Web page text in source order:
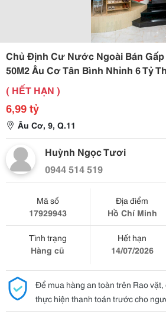
Chủ Định Cư Nước Ngoài Bán Gấp
50M2 Âu Cơ Tân Bình Nhỉnh 6 Tỷ
( HẾT HẠN )
6,99 tỷ
Âu Cơ, 9, Q.11
Huỳnh Ngọc Tươi
0944 514 519
Mã số
17929943
Địa điểm
Hồ Chí Minh
Tình trạng
Hàng cũ
Hết hạn
14/07/2026
Để mua hàng an toàn trên Rao
thực hiện thanh toán trước cho